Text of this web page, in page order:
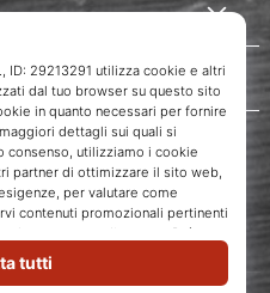
WePlayVolleyball.it